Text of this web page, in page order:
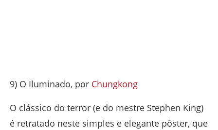
9) O Iluminado, por Chungkong
O clássico do terror (e do mestre Stephen King)
é retratado neste simples e elegante pôster, que